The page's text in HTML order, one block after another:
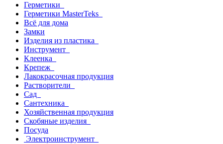
Герметики
Герметики MasterTeks
Всё для дома
Замки
Изделия из пластика
Инструмент
Клеенка
Крепеж
Лакокрасочная продукция
Растворители
Сад
Сантехника
Хозяйственная продукция
Скобяные изделия
Посуда
Электроинструмент